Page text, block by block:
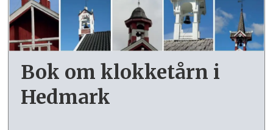
Bok om klokketårn i
Hedmark